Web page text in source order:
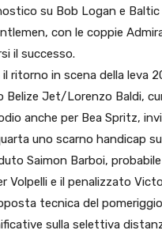
su Bob Logan e
con le coppie
il successo.
ritorno in scena della leva
Belize Jet/Lorenzo Baldi,
anche per Bea Spritz,
uno scarno handicap
Saimon Barboi,
Volpelli e il penalizzato
tecnica del
sulla selettiva